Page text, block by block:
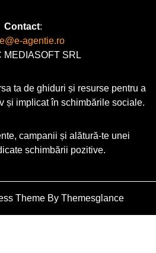
Contact:
agentie.ro
MEDIASOFT SRL
ta de ghiduri și resurse pentru a
și implicat în schimbările sociale.
campanii și alătură-te unei
schimbării pozitive.
Theme By Themesglance